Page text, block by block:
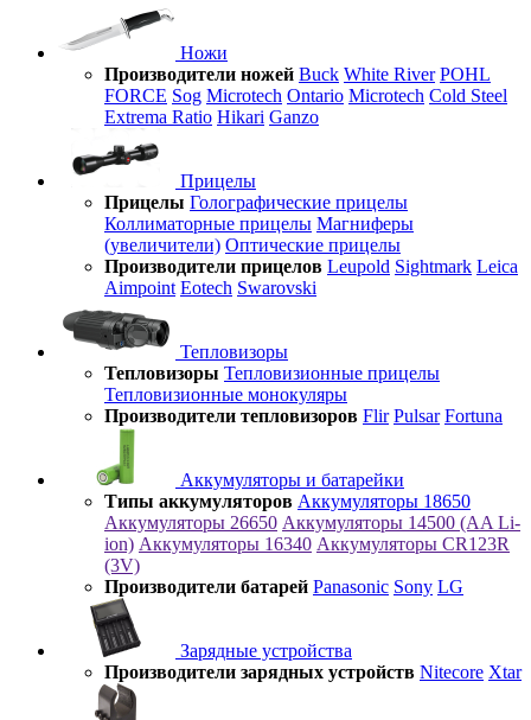
Ножи
Производители ножей Buck White River POHL
FORCE Sog Microtech Ontario Microtech Cold Steel
Extrema Ratio Hikari Ganzo
Прицелы
Прицелы Голографические прицелы
Коллиматорные прицелы Магниферы
(увеличители) Оптические прицелы
Производители прицелов Leupold Sightmark Leica
Aimpoint Eotech Swarovski
Тепловизоры
Тепловизоры Тепловизионные прицелы
Тепловизионные монокуляры
Производители тепловизоров Flir Pulsar Fortuna
Аккумуляторы и батарейки
Типы аккумуляторов Аккумуляторы 18650
Аккумуляторы 26650 Аккумуляторы 14500 (AA Li-
ion) Аккумуляторы 16340 Аккумуляторы CR123R
(3V)
Производители батарей Panasonic Sony LG
Зарядные устройства
Производители зарядных устройств Nitecore Xtar